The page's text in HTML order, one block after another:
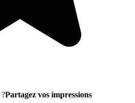
Partagez vos impressions